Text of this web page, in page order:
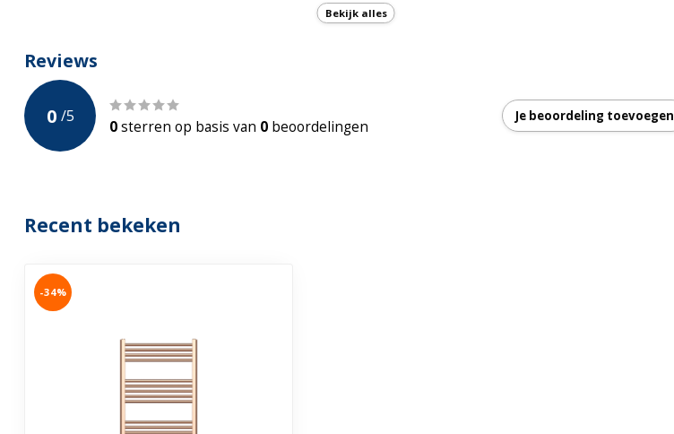
Zowel Middenaansluiting - als Links Rechts aansluiting
Incl. Radiatorkraan
Garantie 5 jaar
Bekijk alles
Reviews
0 /5
0sterren op basis van 0 beoordelingen
Je beoordeling toevoegen
Recent bekeken
-34%